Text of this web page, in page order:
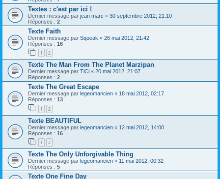
Textes : c'est par ici !
Dernier message par jean marc « 30 septembre 2012, 21:10
Réponses : 2
Texte Faith
Dernier message par Squeak « 26 mai 2012, 21:42
Réponses : 16
1 2
Texte The Man From The Planet Marzipan
Dernier message par TiCi « 20 mai 2012, 21:07
Réponses : 2
Texte The Great Escape
Dernier message par legeomancien « 18 mai 2012, 02:17
Réponses : 13
1 2
Texte BEAUTIFUL
Dernier message par legeomancien « 12 mai 2012, 14:00
Réponses : 16
1 2
Texte The Only Unforgivable Thing
Dernier message par legeomancien « 11 mai 2012, 00:32
Réponses : 5
Texte One Fine Day